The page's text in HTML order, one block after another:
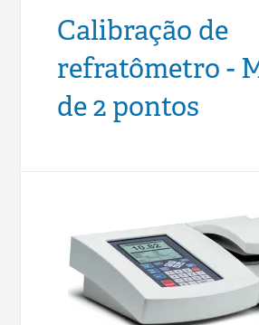
Calibração de
refratômetro -
de 2 pontos